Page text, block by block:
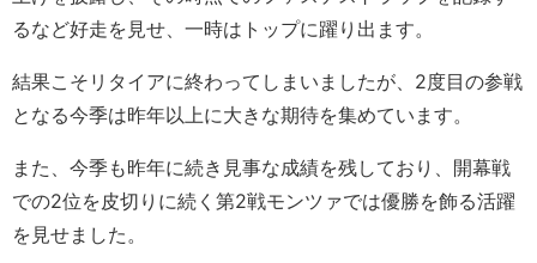
るなど好走を見せ、一時はトップに躍り出ます。
結果こそリタイアに終わってしまいましたが、2度目の参戦
となる今季は昨年以上に大きな期待を集めています。
また、今季も昨年に続き見事な成績を残しており、開幕戦
での2位を皮切りに続く第2戦モンツァでは優勝を飾る活躍
を見せました。